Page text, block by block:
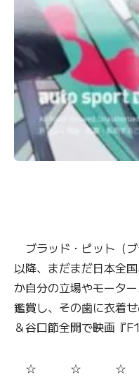
ブラッド・ピット（
以降、まだまだ日本全
か自分の立場やモータ
鑑賞し、その歯に衣着
＆谷口節全開で映画『
☆ ☆ ☆